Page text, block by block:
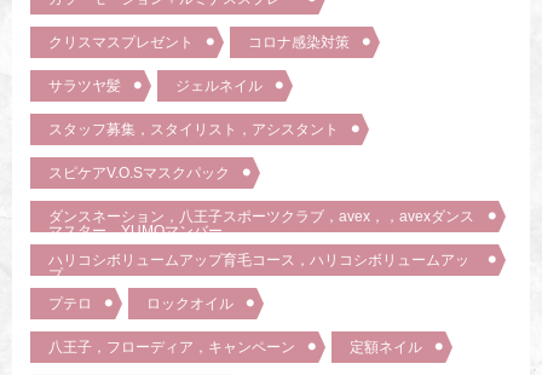
クリスマスプレゼント コロナ感染対策
サラツヤ髪 ジェルネイル
スタッフ募集，スタイリスト，アシスタント
スピケアV.O.Sマスクパック
ダンスネーション，八王子スポーツクラブ，avex，，avexダンス
マスター，YUMOマンバー
ハリコシボリュームアップ育毛コース，ハリコシボリュームアッ
プ
プテロ
ロックオイル
八王子，フローディア，キャンペーン 定額ネイル